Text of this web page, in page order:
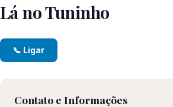
Lá no Tuninho
📞 Ligar
Contato e Informações